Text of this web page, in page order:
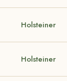
Holsteiner
Holsteiner